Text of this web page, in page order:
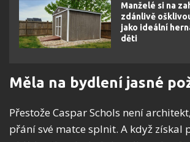
Manželé si na
zdánlivě
jako ideální
děti
Měla na bydlení jasné
Přestože Caspar Schols není
přání své matce splnit. A když získal